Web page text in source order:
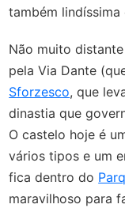
também
Não muito
pela Via Dante
Sforzesco, que
dinastia que
O castelo hoje é
vários tipos e um
fica dentro do
maravilhoso para